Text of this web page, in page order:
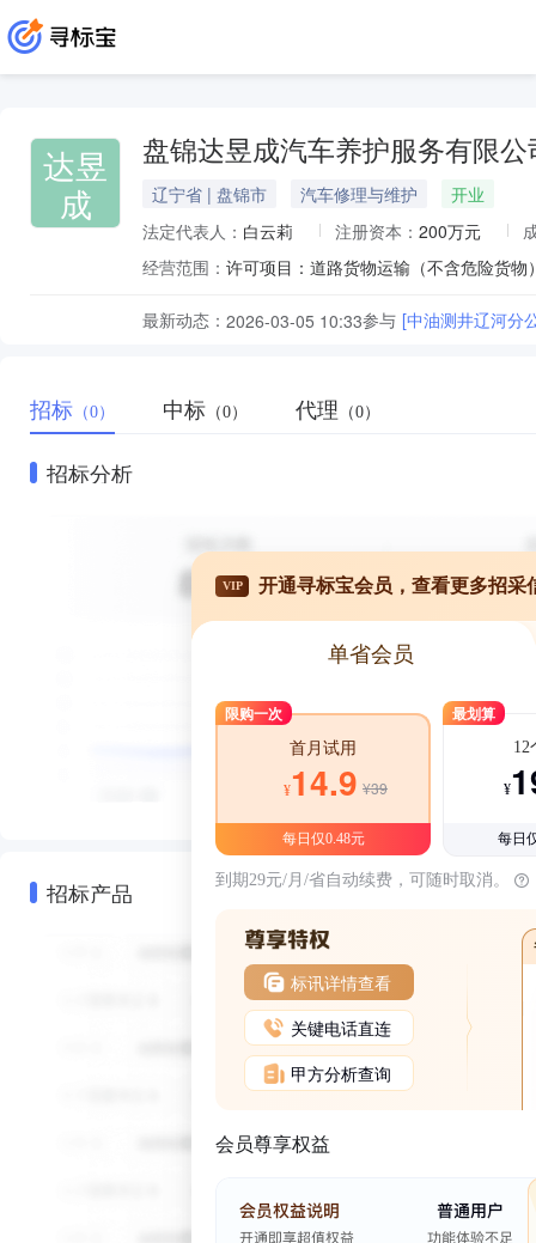
达昱
成
盘锦达昱成汽车养护服务有限公
辽宁省 | 盘锦市 汽车修理与维护
开业
法定代表人： 白云莉 注册资本： 200万元
经营范围：
最新动态： 2026-03-05 10:33参与 [中油测井辽河分
招标 （0） 中标 （0） 代理 （0）
招标分析
招标产品
VIP 开通寻标宝会员，查看更多招采
单省会员
限购一次
首月试用
¥14.9 ¥39
每日仅0.48元
最划算
12
¥
每日
到期29元/月/省自动续费，可随时取消。
标讯详情查看
关键电话直连
甲方分析查询
会员尊享权益